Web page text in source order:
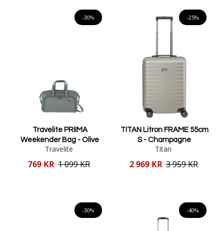
-30%
Travelite PRIIMA
Weekender Bag - Olive
Travelite
Reducerat
769 KR 1 099 KR
-25%
TITAN Litron FRAME 55cm
S - Champagne
Titan
Reducerat
2 969 KR 3 959 KR
-30% -40%